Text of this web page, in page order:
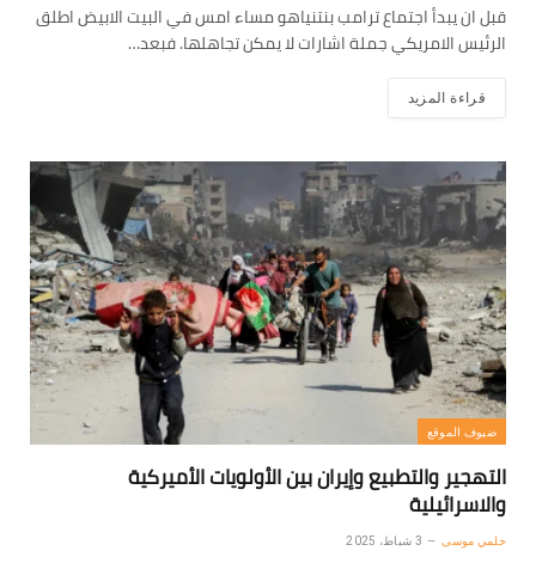
قبل ان يبدأ اجتماع ترامب بنتنياهو مساء امس في البيت الابيض اطلق
الرئيس الامريكي جملة اشارات لا يمكن تجاهلها. فبعد…
قراءة المزيد
ضيوف الموقع
التهجير والتطبيع وإيران بين الأولويات الأميركية
والاسرائيلية
حلمي موسى 3 شباط، 2025